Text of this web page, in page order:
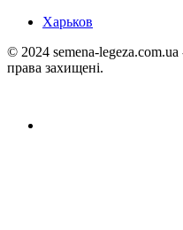
Харьков
© 2024 semena-legeza.com.ua
права захищені.